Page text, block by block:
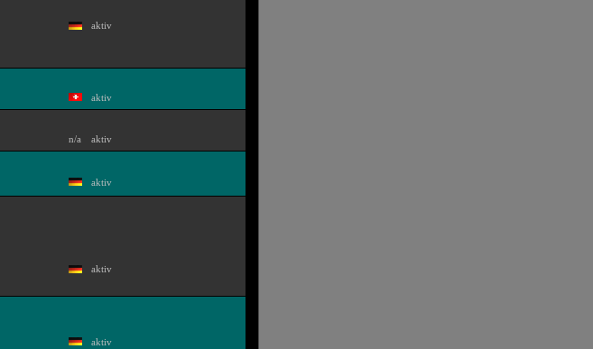
aktiv
aktiv
n/a aktiv
aktiv
aktiv
aktiv